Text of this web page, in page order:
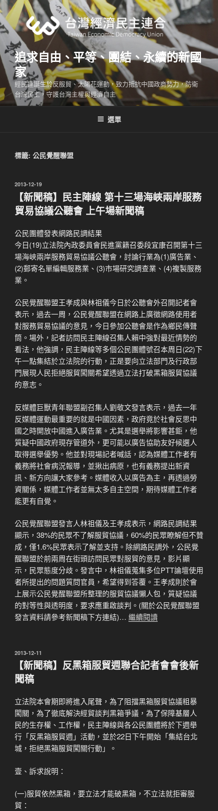
跳
至
主
內
容
追求自由、平等、團結、永續的新國
家
經民連誕生於反服貿、太陽花運動，致力抵抗中國政商勢力，防衛
台灣民主，守護台灣主權與經濟自主
選單
標籤: 公民覺醒聯盟
發
2013-12-19
【新聞稿】民主陣線 第十三場海峽兩岸服務
貿易協議公聽會 上午場新聞稿
公民團體發表網路民調結果
今日(19)立法院內政委員會民進黨籍召委段宜康召開第十三
場海峽兩岸服務貿易協議公聽會，討論行業為(1)廣告業、
(2)郵寄名單編輯服務業、(3)市場研究調查業、(4)複製服務
業。
公民覺醒聯盟王孝成與林祖儀今日於公聽會外召開記者會
表示，過去一周，公民覺醒聯盟在網路上廣徵網路使用者
對服務貿易協議的意見，今日參加公聽會是作為鄉民傳聲
筒。場外，記者訪問民主陣線召集人賴中強對最近情勢的
看法，他強調，民主陣線等多個公民團體號召本周日(22)下
午一點集結於立法院的行動，正是要向立法部門及行政部
門展現人民拒絕服貿闖關希望透過立法打破黑箱服貿協議
的意志。
反媒體巨獸青年聯盟副召集人劉敬文發言表示，過去一年
反媒體運動最重要的就是中國因素，政府竟於社會反思中
國之時開放中國進入廣告業。尤其是選舉將影響甚鉅，他
質疑中國政府現存管道外，更可能以廣告協助友好候選人
取得選舉優勢。他並對現場記者喊話，認為媒體工作者有
義務將社會病況報導，並揪出病原，也有義務提出新資
訊、新方向讓大家參考。媒體收入以廣告為主，再透過勞
資關係，媒體工作者並無太多自主空間，期待媒體工作者
能更有自覺。
公民覺醒聯盟發言人林祖儀及王孝成表示，網路民調結果
顯示，38%的民眾不了解服貿協議，60%的民眾瞭解但不贊
成，僅1.6%民眾表示了解並支持。除網路民調外，公民覺
醒聯盟於前兩周在街頭訪問民眾對服貿的意見，影片顯
示，民眾態度分歧。發言中，林祖儀蒐集多位PTT論壇使用
者所提出的問題質問官員，希望得到答覆。王孝成則於會
上展示公民覺醒聯盟所整理的服貿協議懶人包，質疑協議
的對等性與透明度，要求應重啟談判。(關於公民覺醒聯盟
發言資料請參考新聞稿下方連結)… 繼續閱讀
發
2013-12-11
【新聞稿】反黑箱服貿週聯合記者會會後新
聞稿
立法院本會期即將進入尾聲，為了阻擋黑箱服貿協議粗暴
闖關，為了徹底解決經貿談判黑箱爭議，為了保障基層人
民的生存權、工作權，民主陣線與各公民團體將於下週舉
行「反黑箱服貿週」活動，並於22日下午開始「集結台北
城，拒絕黑箱服貿闖關行動」。
壹、訴求說明：
(一)服貿依然黑箱，要立法才能破黑箱，不立法就拒審服
貿：